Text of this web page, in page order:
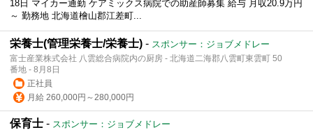
18日 マイカー通勤 ケアミックス病院での助産師募集 給与 月収20.9万円
～ 勤務地 北海道檜山郡江差町...
栄養士(管理栄養士/栄養士) - スポンサー：ジョブメドレー
富士産業株式会社 八雲総合病院内の厨房 - 北海道二海郡八雲町東雲町 50
番地 - 8月8日
正社員
月給 260,000円～280,000円
保育士 - スポンサー：ジョブメドレー